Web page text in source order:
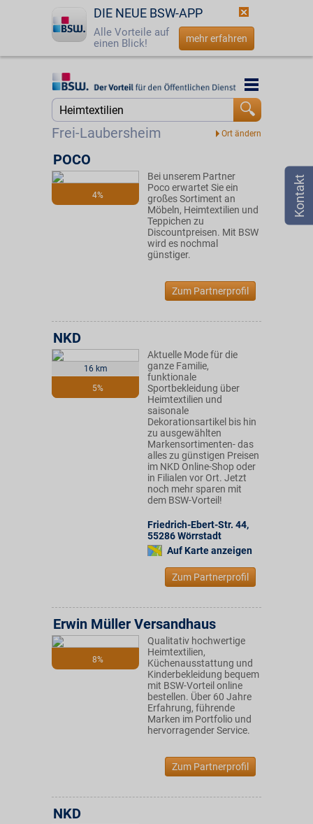
DIE NEUE BSW-APP
Alle Vorteile auf
einen Blick!
mehr erfahren
Startseite
☎ 0800 - 279 25 82
Frei-Laubersheim
Startseite
4%
POCO
Bei unserem Partner
Poco erwartet Sie ein
großes Sortiment an
Möbeln, Heimtextilien und
Teppichen zu
Discountpreisen. Mit BSW
wird es nochmal
günstiger.
Zum Partnerprofil
16 km
5%
NKD
Aktuelle Mode für die
ganze Familie,
funktionale
Sportbekleidung über
Heimtextilien und
saisonale
Dekorationsartikel bis hin
zu ausgewählten
Markensortimenten- das
alles zu günstigen Preisen
im NKD Online-Shop oder
in Filialen vor Ort. Jetzt
noch mehr sparen mit
dem BSW-Vorteil!
Friedrich-Ebert-Str. 44,
55286Wörrstadt
Auf Karte anzeigen
Zum Partnerprofil
8%
Erwin Müller Versandhaus
Qualitativ hochwertige
Heimtextilien,
Küchenausstattung und
Kinderbekleidung bequem
mit BSW-Vorteil online
bestellen. Über 60 Jahre
Erfahrung, führende
Marken im Portfolio und
hervorragender Service.
Zum Partnerprofil
NKD